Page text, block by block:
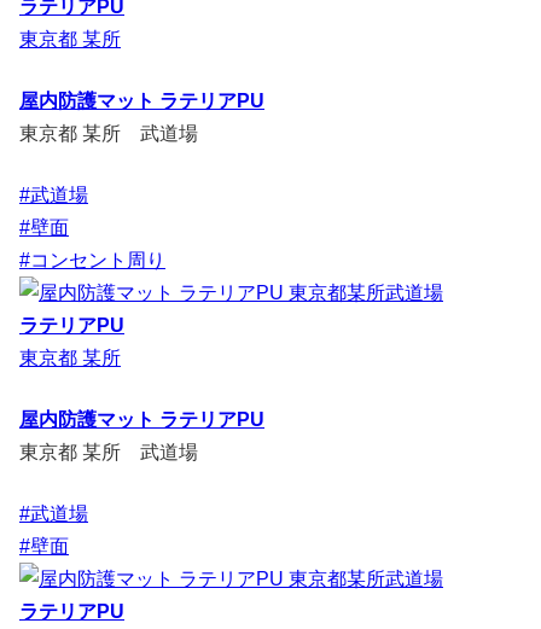
ラテリアPU
東京都 某所
屋内防護マット ラテリアPU
東京都 某所 武道場
#武道場
#壁面
#コンセント周り
ラテリアPU
東京都 某所
屋内防護マット ラテリアPU
東京都 某所 武道場
#武道場
#壁面
ラテリアPU